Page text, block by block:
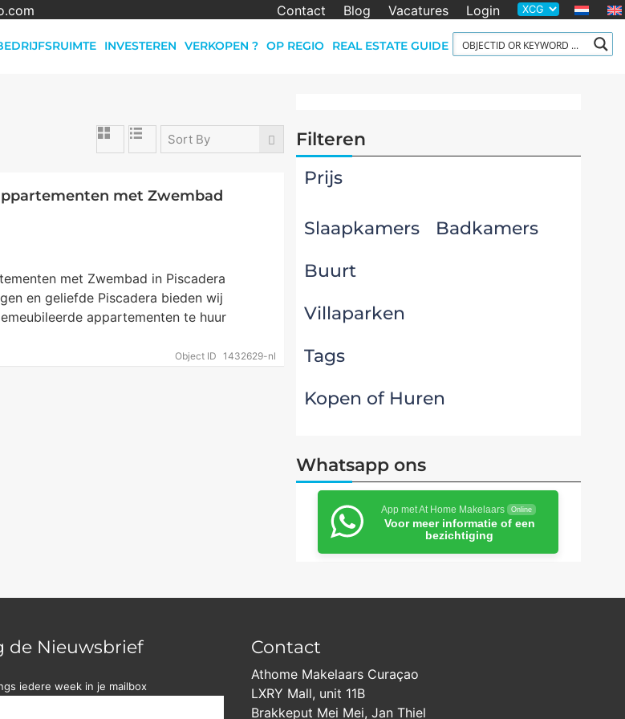
Contact Blog Vacatures Login
INVESTEREN VERKOPEN ? OP REGIO REAL ESTATE GUIDE
Sort By
met Zwembad
Object ID 1432629-nl
met Zwembad in Piscadera
en geliefde Piscadera bieden wij
appartementen te huur
Filteren
Prijs
Slaapkamers
Badkamers
Buurt
Villaparken
Tags
Kopen of Huren
Whatsapp ons
App met At Home Makelaars Online
Voor meer informatie of een
bezichtiging
de Nieuwsbrief
iedere week in je mailbox
Contact
Athome Makelaars Curaçao
LXRY Mall, unit 11B
Brakkeput Mei Mei, Jan Thiel